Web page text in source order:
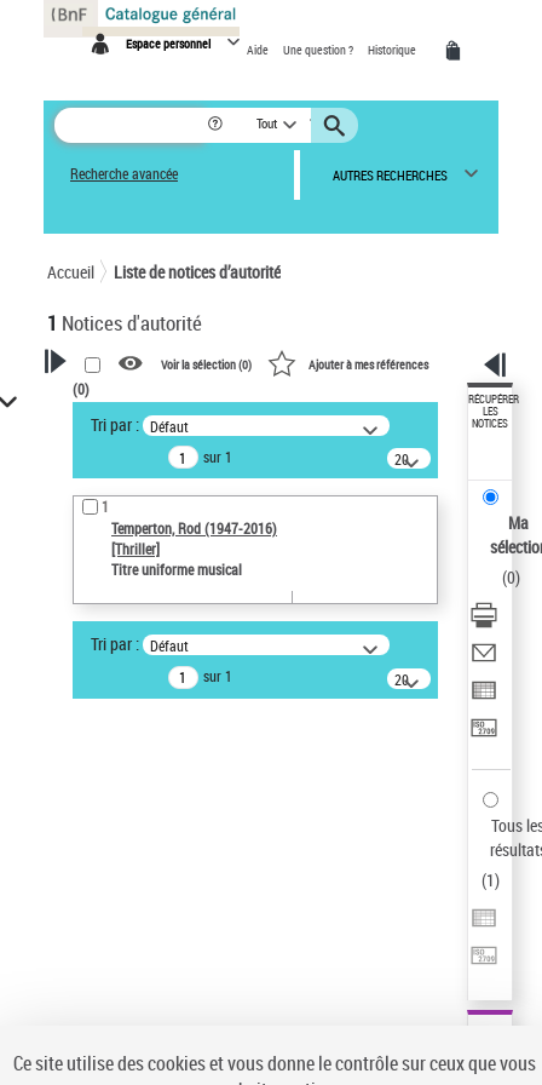
Espace personnel Aide Une question ? Historique
Tout
Recherche avancée AUTRES RECHERCHES
Accueil Liste de notices d’autorité
1 Notices d'autorité
VOTRE RECHERCHE
Recherche avancée dans les
notices d’autorité
Œuvres liées à l'auteur :
Temperton, Rod (1947-2016)
Type de notice d'autorité
Titre uniforme musical
Voir la sélection (0) Ajouter à mes références
(0)
Tri par : Défaut
sur 1
20
résultats/page
1
Temperton, Rod (1947-2016)
[Thriller]
Titre uniforme musical
Tri par : Défaut
sur 1
20
résultats/page
RÉCUPÉRER
LES
NOTICES
Ma
(0)
Tous
(1)
Panneau de gestion des cookies
Ce site utilise des cookies et vous donne le contrôle sur ceux que vous